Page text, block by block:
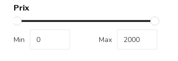
Prix
Min Max